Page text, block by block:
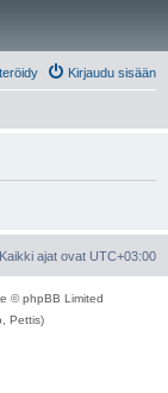
Kirjaudu sisään
Kaikki ajat ovat UTC+03:00
© phpBB Limited
Pettis)